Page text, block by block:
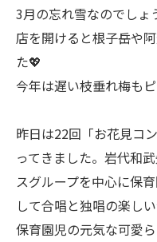
3月の忘れ雪なのでしょ
店を開けると根子岳や
た💖
今年は遅い枝垂れ梅も
昨日は22回「お花見コ
ってきました。岩代和
スグループを中心に保
して合唱と独唱の楽しい
保育園児の元気な可愛